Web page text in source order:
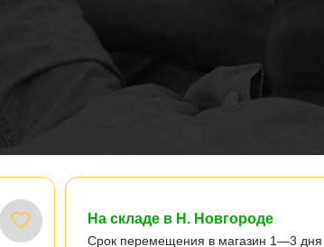
На складе в Н. Новгороде
Срок перемещения в магазин 1—3 дня